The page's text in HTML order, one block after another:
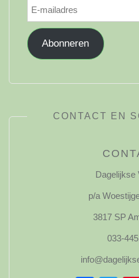
E-
mailadres
Abonneren
CONTACT EN
Dagelijkse
p/a
3817 SP
033-